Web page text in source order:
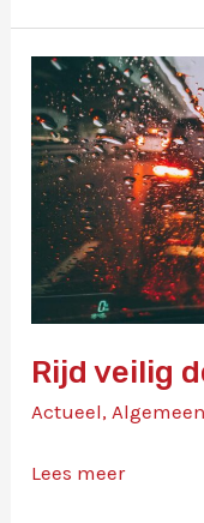
bescherming
voor
jouw
investering
Rijd veilig
Actueel,Algemeen
Rijd
Lees meer